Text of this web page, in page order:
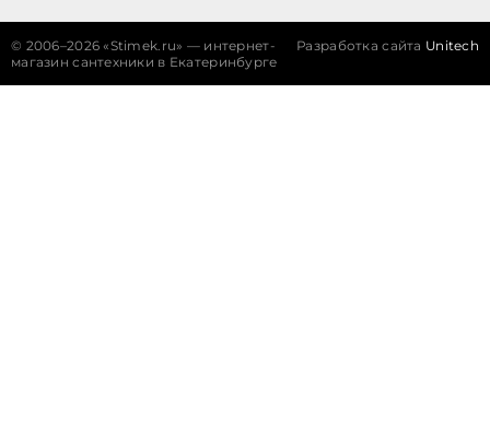
© 2006–2026 «Stimek.ru» — интернет-
магазин сантехники в Екатеринбурге
Разработка сайта Unitech